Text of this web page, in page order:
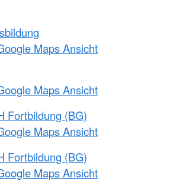
Maps Ansicht
Maps Ansicht
Fortbildung (BG)
Maps Ansicht
Fortbildung (BG)
Maps Ansicht